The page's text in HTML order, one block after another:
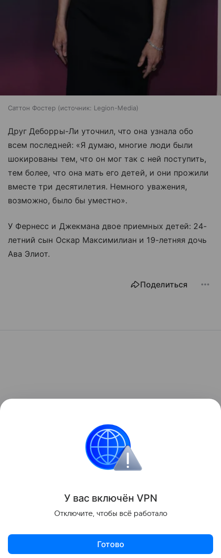
Саттон Фостер источник: Legion-Media
Друг Деборры-Ли уточнил, что она узнала обо
всем последней: «Я думаю, многие люди были
шокированы тем, что он мог так с ней поступить,
тем более, что она мать его детей, и они прожили
вместе три десятилетия. Немного уважения,
возможно, было бы уместно».
У Фернесс и Джекмана двое приемных детей: 24-
летний сын Оскар Максимилиан и 19-летняя дочь
Ава Элиот.
Поделиться
У вас включён VPN
Отключите, чтобы всё работало
Готово